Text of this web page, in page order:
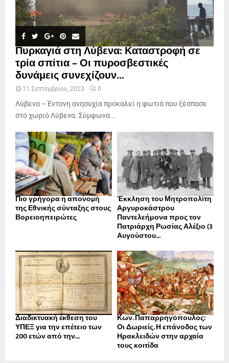
Πυρκαγιά στη Λύβενα: Καταστροφή σε
τρία σπίτια – Οι πυροσβεστικές
δυνάμεις συνεχίζουν...
11 Σεπτεμβρίου, 2023 0
Λύβενα – Έντονη ανησυχία προκαλεί η φωτιά που ξέσπασε
στο χωριό Λύβενα. Σύμφωνα...
Πιο γρήγορα η απονοµή
της Εθνικής σύνταξης στους
Βορειοηπειρώτες
Έκκληση του Μητροπολίτη
Αργυροκάστρου
Παντελεήμονα προς τον
Πατριάρχη Ρωσίας Αλέξιο (3
Αυγούστου...
Διαδικτυακή έκθεση του
ΥΠΕΞ για την επέτειο των
200 ετών από την...
Κων. Παπαρρηγόπουλος:
Οι Δωριείς. Η επάνοδος των
Ηρακλειδών στην αρχαία
τους κοιτίδα